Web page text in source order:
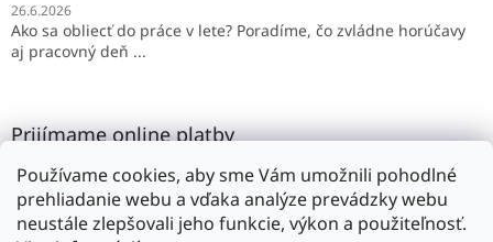
Používame cookies, aby sme Vám umožnili pohodlné
prehliadanie webu a vďaka analýze prevádzky webu
neustále zlepšovali jeho funkcie, výkon a použiteľnosť.
26.6.2026
Ako sa obliecť do práce v lete? Poradíme, čo zvládne horúčavy
aj pracovný deň ...
Prijímame online platby